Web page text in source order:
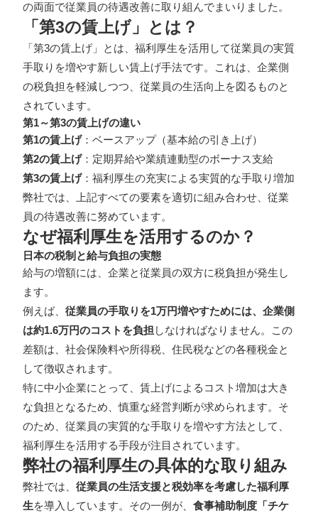
の両面で従業員の待遇改善に取り組んでまいりました。
「第3の賃上げ」とは？
「第3の賃上げ」とは、福利厚生を活用して従業員の実質
手取りを増やす新しい賃上げ手法です。これは、企業側
の税負担を軽減しつつ、従業員の生活向上を図るものと
されています。
第1～第3の賃上げの違い
第1の賃上げ：ベースアップ（基本給の引き上げ）
第2の賃上げ：定期昇給や業績連動型のボーナス支給
第3の賃上げ：福利厚生の充実による実質的な手取り増加
弊社では、上記すべての要素を適切に組み合わせ、従業
員の待遇改善に努めています。
なぜ福利厚生を活用するのか？
日本の税制と給与負担の実態
給与の増額には、企業と従業員の双方に税負担が発生し
ます。
例えば、 従業員の手取りを1万円増やすためには、企業側
は約1.6万円のコストを負担 しなければなりません。この
差額は、社会保険料や所得税、住民税などの各種税金と
して徴収されます。
特に中小企業にとって、賃上げによるコスト増加は大き
な負担となるため、慎重な経営判断が求められます。そ
のため、従業員の実質的な手取りを増やす方法として、
福利厚生を活用する手段が注目されています。
弊社の福利厚生の具体的な取り組み
弊社では、 従業員の生活支援と税効率を考慮した福利厚
生を導入しています。その一例が、 食事補助制度「チケ